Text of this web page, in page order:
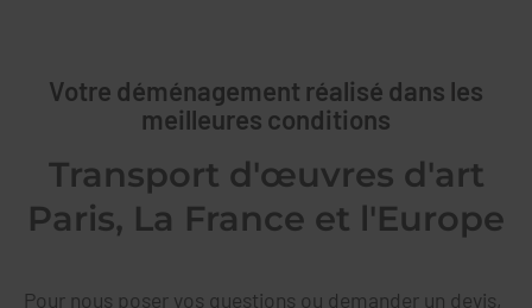
Votre déménagement réalisé dans les
meilleures conditions
Transport d'œuvres d'art
Paris, La France et l'Europe
Pour nous poser vos questions ou demander un devis,